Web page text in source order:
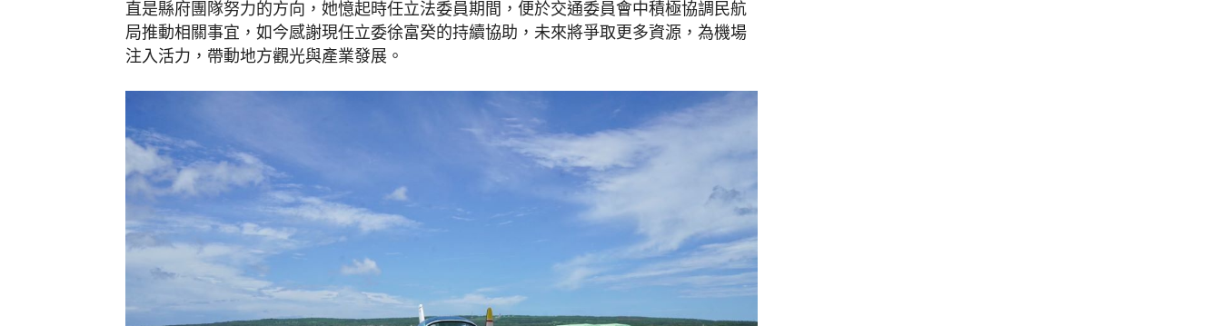
直是縣府團隊努力的方向，她憶起時任立法委員期間，便於交通委員會中積極協調民航
局推動相關事宜，如今感謝現任立委徐富癸的持續協助，未來將爭取更多資源，為機場
注入活力，帶動地方觀光與產業發展。